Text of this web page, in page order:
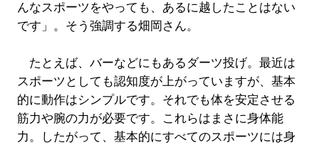
んなスポーツをやっても、あるに越したことはない
です」。そう強調する畑岡さん。
たとえば、バーなどにもあるダーツ投げ。最近は
スポーツとしても認知度が上がっていますが、基本
的に動作はシンプルです。それでも体を安定させる
筋力や腕の力が必要です。これらはまさに身体能
力。したがって、基本的にすべてのスポーツには身